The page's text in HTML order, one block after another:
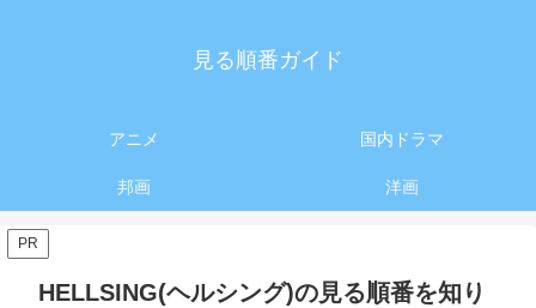
見る順番ガイド
アニメ 国内ドラマ
邦画 洋画
PR
HELLSING(ヘルシング)の見る順番を知り